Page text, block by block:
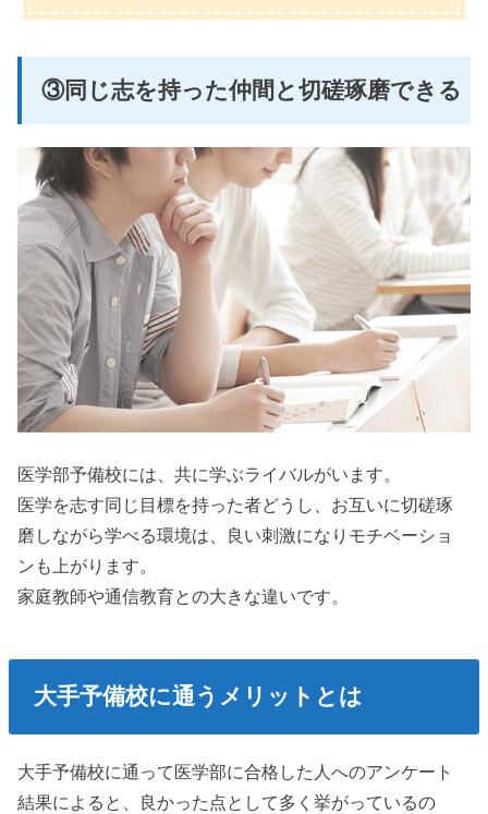
③同じ志を持った仲間と切磋琢磨できる
医学部予備校には、共に学ぶライバルがいます。
医学を志す同じ目標を持った者どうし、お互いに切磋琢
磨しながら学べる環境は、良い刺激になりモチベーショ
ンも上がります。
家庭教師や通信教育との大きな違いです。
大手予備校に通うメリットとは
大手予備校に通って医学部に合格した人へのアンケート
結果によると、良かった点として多く挙がっているの